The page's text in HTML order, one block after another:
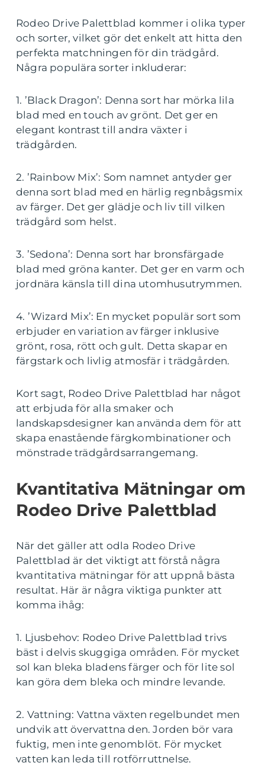
Rodeo Drive Palettblad kommer i olika typer
och sorter, vilket gör det enkelt att hitta den
perfekta matchningen för din trädgård.
Några populära sorter inkluderar:
1. ’Black Dragon’: Denna sort har mörka lila
blad med en touch av grönt. Det ger en
elegant kontrast till andra växter i
trädgården.
2. ’Rainbow Mix’: Som namnet antyder ger
denna sort blad med en härlig regnbågsmix
av färger. Det ger glädje och liv till vilken
trädgård som helst.
3. ’Sedona’: Denna sort har bronsfärgade
blad med gröna kanter. Det ger en varm och
jordnära känsla till dina utomhusutrymmen.
4. ’Wizard Mix’: En mycket populär sort som
erbjuder en variation av färger inklusive
grönt, rosa, rött och gult. Detta skapar en
färgstark och livlig atmosfär i trädgården.
Kort sagt, Rodeo Drive Palettblad har något
att erbjuda för alla smaker och
landskapsdesigner kan använda dem för att
skapa enastående färgkombinationer och
mönstrade trädgårdsarrangemang.
Kvantitativa Mätningar om
Rodeo Drive Palettblad
När det gäller att odla Rodeo Drive
Palettblad är det viktigt att förstå några
kvantitativa mätningar för att uppnå bästa
resultat. Här är några viktiga punkter att
komma ihåg:
1. Ljusbehov: Rodeo Drive Palettblad trivs
bäst i delvis skuggiga områden. För mycket
sol kan bleka bladens färger och för lite sol
kan göra dem bleka och mindre levande.
2. Vattning: Vattna växten regelbundet men
undvik att övervattna den. Jorden bör vara
fuktig, men inte genomblöt. För mycket
vatten kan leda till rotförruttnelse.